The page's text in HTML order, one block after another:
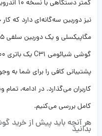
کمتر
کاربران می‌گذارد. در ادامه،
کامل بررسی می‌کنیم.
بدانید